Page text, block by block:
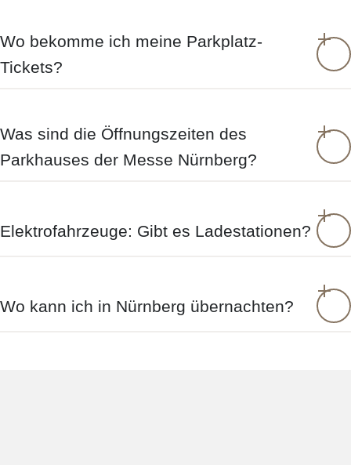
Wo bekomme ich meine Parkplatz-
Tickets?
Was sind die Öffnungszeiten des
Parkhauses der Messe Nürnberg?
Elektrofahrzeuge: Gibt es Ladestationen?
Wo kann ich in Nürnberg übernachten?